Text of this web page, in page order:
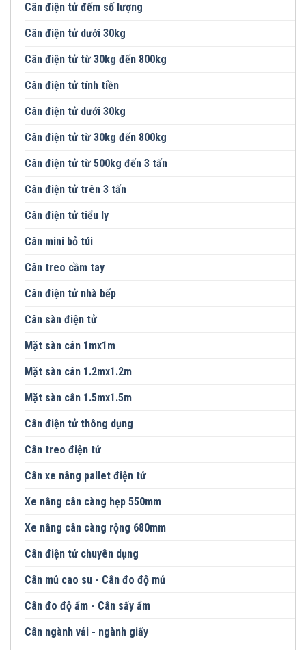
Cân điện tử đếm số lượng
Cân điện tử dưới 30kg
Cân điện tử từ 30kg đến 800kg
Cân điện tử tính tiền
Cân điện tử dưới 30kg
Cân điện tử từ 30kg đến 800kg
Cân điện tử từ 500kg đến 3 tấn
Cân điện tử trên 3 tấn
Cân điện tử tiểu ly
Cân mini bỏ túi
Cân treo cầm tay
Cân điện tử nhà bếp
Cân sàn điện tử
Mặt sàn cân 1mx1m
Mặt sàn cân 1.2mx1.2m
Mặt sàn cân 1.5mx1.5m
Cân điện tử thông dụng
Cân treo điện tử
Cân xe nâng pallet điện tử
Xe nâng cân càng hẹp 550mm
Xe nâng cân càng rộng 680mm
Cân điện tử chuyên dụng
Cân mủ cao su - Cân đo độ mủ
Cân đo độ ẩm - Cân sấy ẩm
Cân ngành vải - ngành giấy